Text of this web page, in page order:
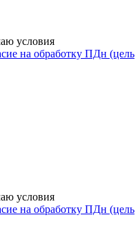
условия
на обработку ПДн (цель
условия
на обработку ПДн (цель